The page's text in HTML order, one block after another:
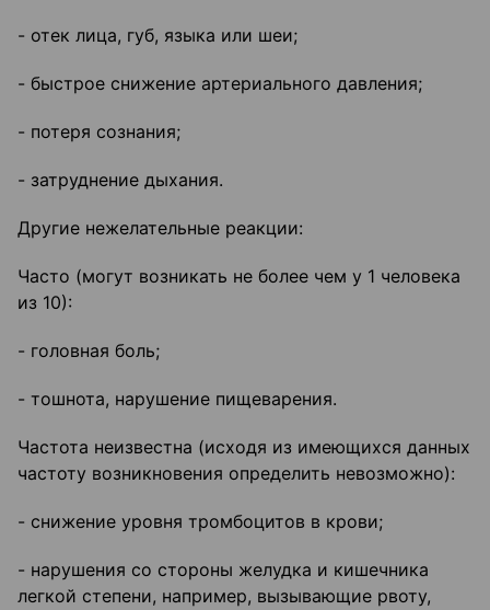
- отек лица, губ, языка или шеи;
- быстрое снижение артериального давления;
- потеря сознания;
- затруднение дыхания.
Другие нежелательные реакции:
Часто (могут возникать не более чем у 1 человека
из 10):
- головная боль;
- тошнота, нарушение пищеварения.
Частота неизвестна (исходя из имеющихся данных
частоту возникновения определить невозможно):
- снижение уровня тромбоцитов в крови;
- нарушения со стороны желудка и кишечника
легкой степени, например, вызывающие рвоту,